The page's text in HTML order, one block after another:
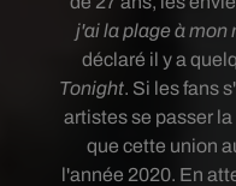
j'ai la plage à mon
déclaré il y a
Tonight. Si les fans
artistes se passer
que cette union
l'année 2020. En